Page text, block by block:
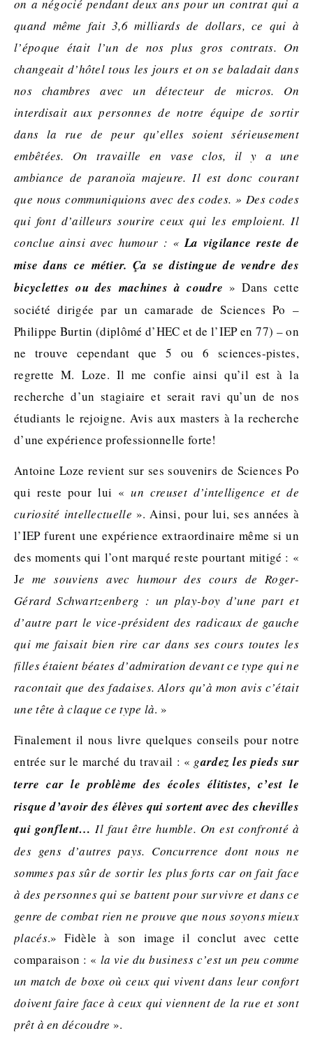
on a négocié pendant deux ans pour un contrat qui a
quand même fait 3,6 milliards de dollars, ce qui à
l’époque était l’un de nos plus gros contrats. On
changeait d’hôtel tous les jours et on se baladait dans
nos chambres avec un détecteur de micros. On
interdisait aux personnes de notre équipe de sortir
dans la rue de peur qu’elles soient sérieusement
embêtées. On travaille en vase clos, il y a une
ambiance de paranoïa majeure. Il est donc courant
que nous communiquions avec des codes. » Des codes
qui font d’ailleurs sourire ceux qui les emploient. Il
conclue ainsi avec humour : «La vigilance reste de
mise dans ce métier. Ça se distingue de vendre des
bicyclettes ou des machines à coudre » Dans cette
société dirigée par un camarade de Sciences Po –
Philippe Burtin (diplômé d’HEC et de l’IEP en 77) – on
ne trouve cependant que 5 ou 6 sciences-pistes,
regrette M. Loze. Il me confie ainsi qu’il est à la
recherche d’un stagiaire et serait ravi qu’un de nos
étudiants le rejoigne. Avis aux masters à la recherche
d’une expérience professionnelle forte!
Antoine Loze revient sur ses souvenirs de Sciences Po
qui reste pour lui « un creuset d’intelligence et de
curiosité intellectuelle ». Ainsi, pour lui, ses années à
l’IEP furent une expérience extraordinaire même si un
des moments qui l’ont marqué reste pourtant mitigé : «
Je me souviens avec humour des cours de Roger-
Gérard Schwartzenberg : un play-boy d’une part et
d’autre part le vice-président des radicaux de gauche
qui me faisait bien rire car dans ses cours toutes les
filles étaient béates d’admiration devant ce type qui ne
racontait que des fadaises. Alors qu’à mon avis c’était
une tête à claque ce type là. »
Finalement il nous livre quelques conseils pour notre
entrée sur le marché du travail : « gardez les pieds sur
terre car le problème des écoles élitistes, c’est le
risque d’avoir des élèves qui sortent avec des chevilles
qui gonflent…Il faut être humble. On est confronté à
des gens d’autres pays. Concurrence dont nous ne
sommes pas sûr de sortir les plus forts car on fait face
à des personnes qui se battent pour survivre et dans ce
genre de combat rien ne prouve que nous soyons mieux
placés.» Fidèle à son image il conclut avec cette
comparaison : « la vie du business c’est un peu comme
un match de boxe où ceux qui vivent dans leur confort
doivent faire face à ceux qui viennent de la rue et sont
prêt à en découdre ».